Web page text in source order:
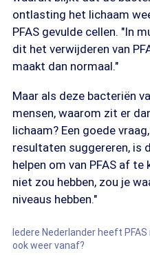
ontlasting het lichaam
PFAS gevulde cellen. "In
dit het verwijderen van
maakt dan normaal."
Maar als deze bacteriën
mensen, waarom zit er
lichaam? Een goede
resultaten suggereren, is
helpen om van PFAS af
niet zou hebben, zou je
niveaus hebben."
Iedere Nederlander heeft
ook weer vanaf?